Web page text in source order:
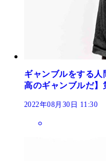
ギャンブルをする
高のギャンブルだ】
2022年08月30日 11:30